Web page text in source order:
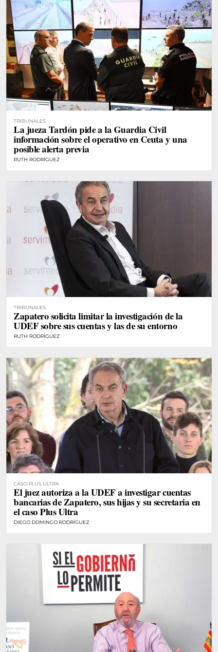
TRIBUNALES
La jueza Tardón pide a la Guardia Civil
información sobre el operativo en Ceuta y una
posible alerta previa
RUTH RODRÍGUEZ
TRIBUNALES
Zapatero solicita limitar la investigación de la
UDEF sobre sus cuentas y las de su entorno
RUTH RODRÍGUEZ
CASO PLUS ULTRA
El juez autoriza a la UDEF a investigar cuentas
bancarias de Zapatero, sus hijas y su secretaria en
el caso Plus Ultra
DIEGO DOMINGO RODRÍGUEZ